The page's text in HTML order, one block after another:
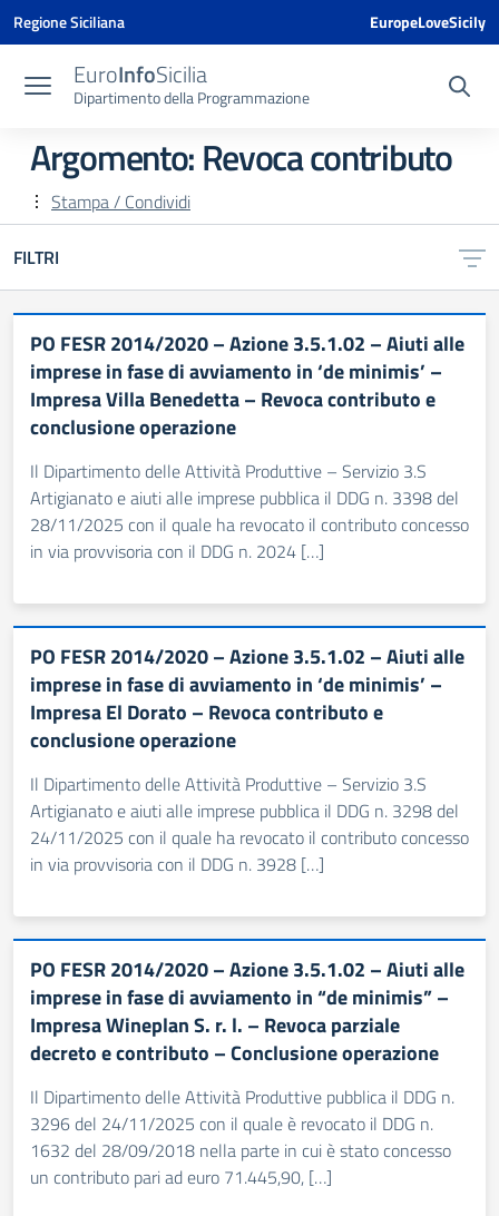
Vai ai contenuti
Vai al menu di navigazione
Vai al footer
Vai al banner delle Cookie Policy
Regione Siciliana EuropeLoveSicily
EuroInfoSicilia
Dipartimento della Programmazione
Argomento: Revoca contributo
Stampa / Condividi
FILTRI
PO FESR 2014/2020 – Azione 3.5.1.02 – Aiuti alle
imprese in fase di avviamento in ‘de minimis’ –
Impresa Villa Benedetta – Revoca contributo e
conclusione operazione
Il Dipartimento delle Attività Produttive – Servizio 3.S
Artigianato e aiuti alle imprese pubblica il DDG n. 3398 del
28/11/2025 con il quale ha revocato il contributo concesso
in via provvisoria con il DDG n. 2024 […]
PO FESR 2014/2020 – Azione 3.5.1.02 – Aiuti alle
imprese in fase di avviamento in ‘de minimis’ –
Impresa El Dorato – Revoca contributo e
conclusione operazione
Il Dipartimento delle Attività Produttive – Servizio 3.S
Artigianato e aiuti alle imprese pubblica il DDG n. 3298 del
24/11/2025 con il quale ha revocato il contributo concesso
in via provvisoria con il DDG n. 3928 […]
PO FESR 2014/2020 – Azione 3.5.1.02 – Aiuti alle
imprese in fase di avviamento in “de minimis” –
Impresa Wineplan S. r. l. – Revoca parziale
decreto e contributo – Conclusione operazione
Il Dipartimento delle Attività Produttive pubblica il DDG n.
3296 del 24/11/2025 con il quale è revocato il DDG n.
1632 del 28/09/2018 nella parte in cui è stato concesso
un contributo pari ad euro 71.445,90, […]